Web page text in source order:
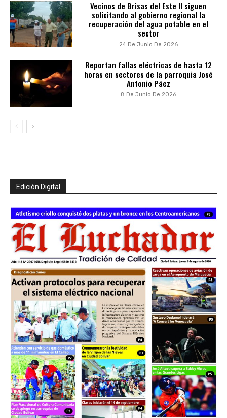
Vecinos de Brisas del Este II siguen
solicitando al gobierno regional la
recuperación del agua potable en el
sector
24 De Junio De 2026
Reportan fallas eléctricas de hasta 12
horas en sectores de la parroquia José
Antonio Páez
8 De Junio De 2026
Edición Digital